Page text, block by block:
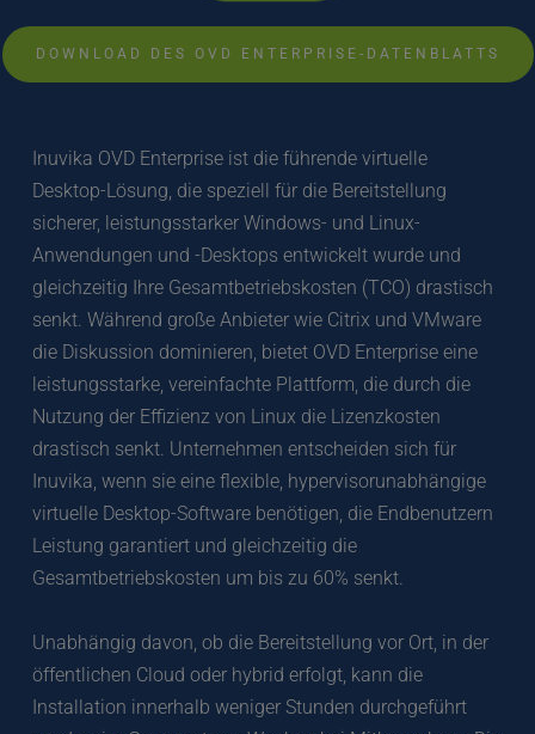
DOWNLOAD DES OVD ENTERPRISE-DATENBLATTS
Inuvika OVD Enterprise ist die führende virtuelle
Desktop-Lösung, die speziell für die Bereitstellung
sicherer, leistungsstarker Windows- und Linux-
Anwendungen und -Desktops entwickelt wurde und
gleichzeitig Ihre Gesamtbetriebskosten (TCO) drastisch
senkt. Während große Anbieter wie Citrix und VMware
die Diskussion dominieren, bietet OVD Enterprise eine
leistungsstarke, vereinfachte Plattform, die durch die
Nutzung der Effizienz von Linux die Lizenzkosten
drastisch senkt. Unternehmen entscheiden sich für
Inuvika, wenn sie eine flexible, hypervisorunabhängige
virtuelle Desktop-Software benötigen, die Endbenutzern
Leistung garantiert und gleichzeitig die
Gesamtbetriebskosten um bis zu 60% senkt.
Unabhängig davon, ob die Bereitstellung vor Ort, in der
öffentlichen Cloud oder hybrid erfolgt, kann die
Installation innerhalb weniger Stunden durchgeführt